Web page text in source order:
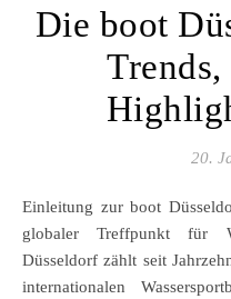
Die boot
20.
Einleitung zur boot Düsseldorf 2025 Die boot Düsseldorf: Ein
globaler Treffpunkt für
Düsseldorf zählt seit
internationalen